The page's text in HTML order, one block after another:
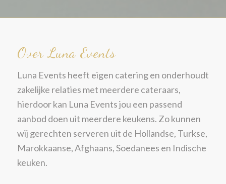
Over Luna Events
Luna Events heeft eigen catering en onderhoudt
zakelijke relaties met meerdere cateraars,
hierdoor kan Luna Events jou een passend
aanbod doen uit meerdere keukens. Zo kunnen
wij gerechten serveren uit de Hollandse, Turkse,
Marokkaanse, Afghaans, Soedanees en Indische
keuken.